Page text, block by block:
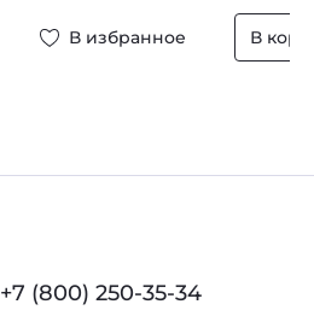
В избранное В
+7 (800) 250-35-34